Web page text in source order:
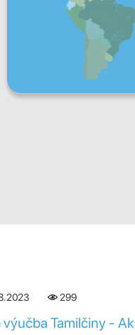
299
výučba Tamilčiny -